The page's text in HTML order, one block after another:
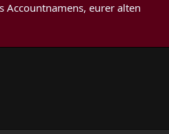
Accountnamens, eurer alten